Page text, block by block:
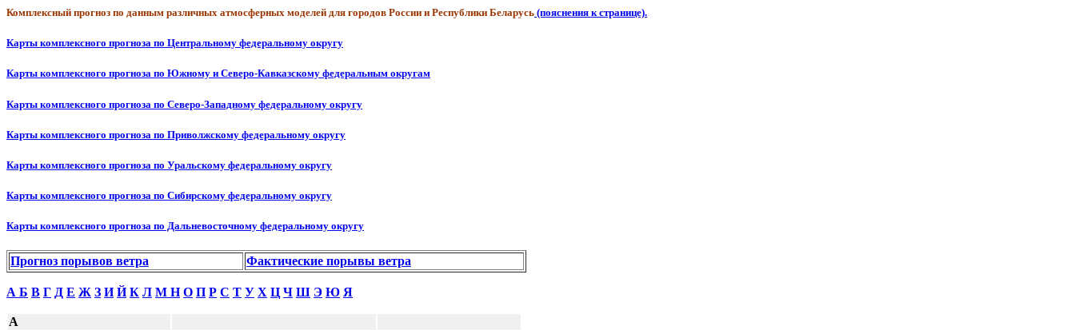
Комплексный прогноз по данным различных атмосферных моделей для городов России и Республики Беларусь (пояснения к странице).
Карты комплексного прогноза по Центральному федеральному округу
Карты комплексного прогноза по Южному и Северо-Кавказскому федеральным округам
Карты комплексного прогноза по Северо-Западному федеральному округу
Карты комплексного прогноза по Приволжскому федеральному округу
Карты комплексного прогноза по Уральскому федеральному округу
Карты комплексного прогноза по Сибирскому федеральному округу
Карты комплексного прогноза по Дальневосточному федеральному округу
Прогноз порывов ветра Фактические порывы ветра
А Б В Г Д Е Ж З И Й К Л М Н О П Р С Т У Х Ц Ч Ш Э Ю Я
А